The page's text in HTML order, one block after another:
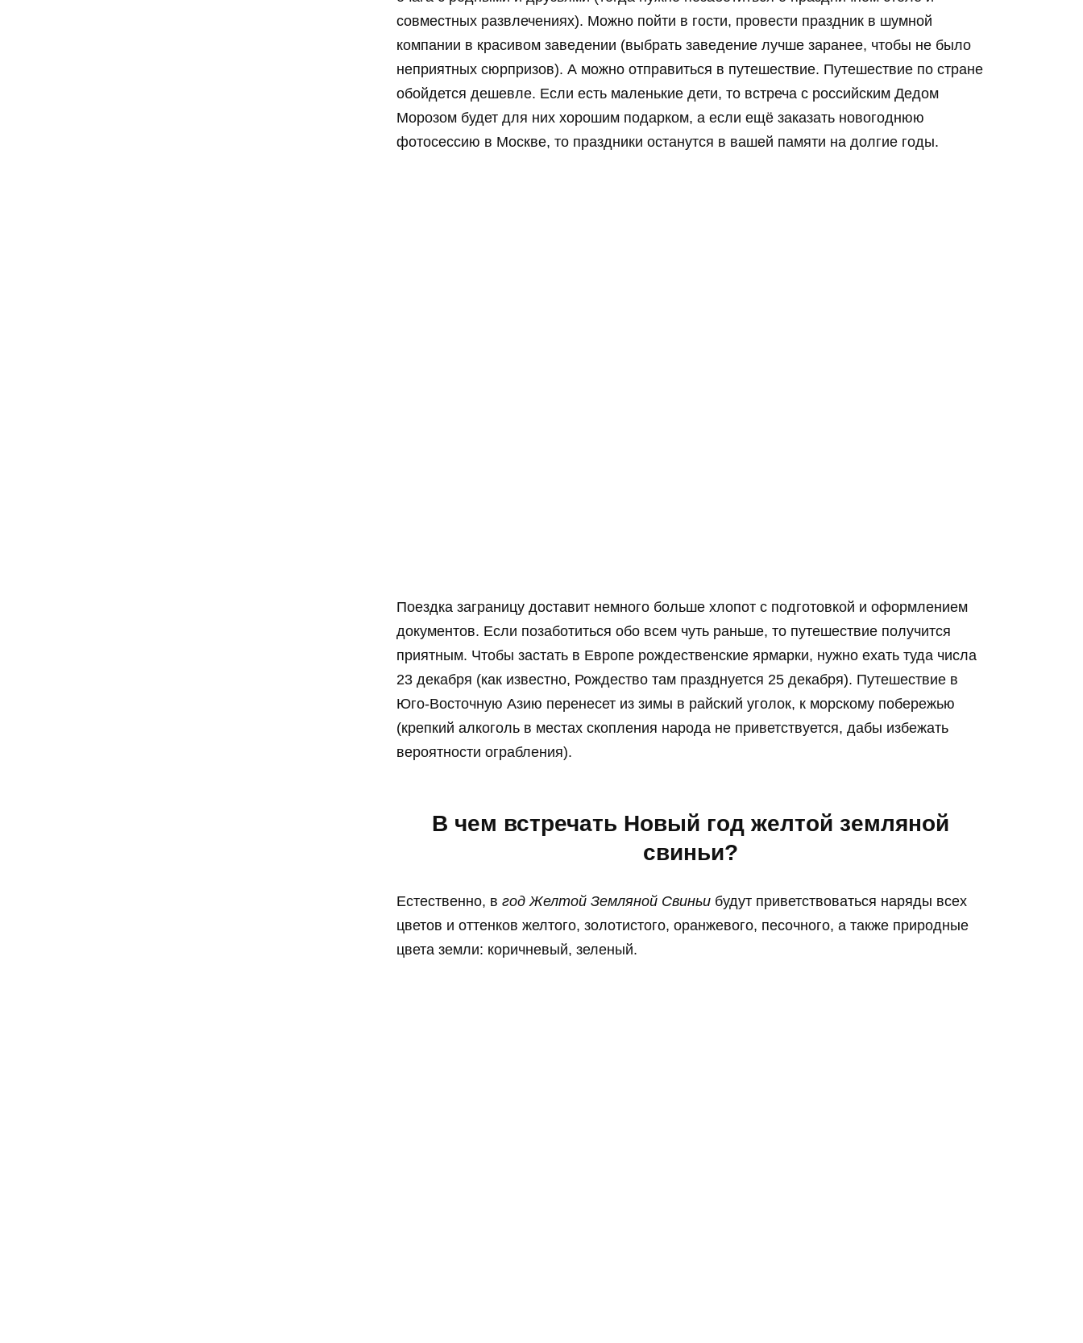
совместных развлечениях). Можно пойти в гости, провести праздник в шумной
компании в красивом заведении (выбрать заведение лучше заранее, чтобы не было
неприятных сюрпризов). А можно отправиться в путешествие. Путешествие по стране
обойдется дешевле. Если есть маленькие дети, то встреча с российским Дедом
Морозом будет для них хорошим подарком, а если ещё заказать новогоднюю
фотосессию в Москве, то праздники останутся в вашей памяти на долгие годы.
Поездка заграницу доставит немного больше хлопот с подготовкой и оформлением
документов. Если позаботиться обо всем чуть раньше, то путешествие получится
приятным. Чтобы застать в Европе рождественские ярмарки, нужно ехать туда числа
23 декабря (как известно, Рождество там празднуется 25 декабря). Путешествие в
Юго-Восточную Азию перенесет из зимы в райский уголок, к морскому побережью
(крепкий алкоголь в местах скопления народа не приветствуется, дабы избежать
вероятности ограбления).
В чем встречать Новый год желтой земляной
свиньи?
Естественно, в год Желтой Земляной Свиньи будут приветствоваться наряды всех
цветов и оттенков желтого, золотистого, оранжевого, песочного, а также природные
цвета земли: коричневый, зеленый.